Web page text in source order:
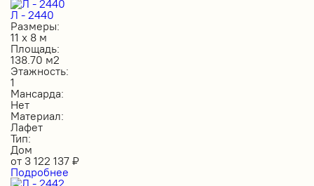
Л - 2440
Размеры:
11 х 8 м
Площадь:
138.70 м2
Этажность:
1
Мансарда:
Нет
Материал:
Лафет
Тип:
Дом
от 3 122 137 ₽
Подробнее